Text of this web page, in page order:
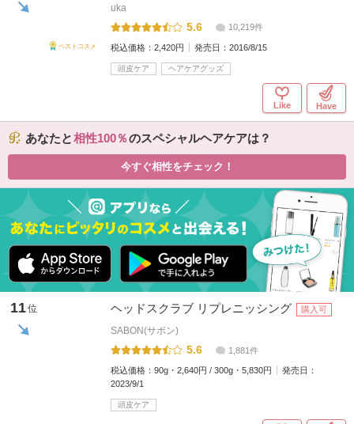
ベストコスメ
uka
5.6 10,219件
税込価格： 2,420円 発売日： 2016/8/15
頭皮ケア ヘアケアグッズ
Like Have
あなたと相性100 のスペシャルヘアケアは？
今すぐ相性をチェック！
11位 ヘッドスクラブ リプレニッシング 購入可
SABON(サボン)
5.6 1,881件
税込価格： 90g・2,640円 / 300g・5,830円
発売日：
2023/9/1
頭皮ケア